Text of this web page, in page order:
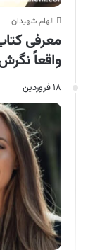
الهام شهیدان
معرفی
واقعاً
۱۸ فروردین